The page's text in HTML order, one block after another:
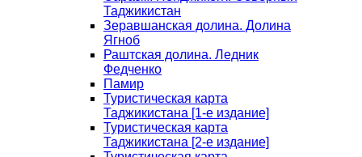
Таджикистан
Зеравшанская долина. Долина
Ягноб
Раштская долина. Ледник
Федченко
Памир
Туристическая карта
Таджикистана [1-е издание]
Туристическая карта
Таджикистана [2-е издание]